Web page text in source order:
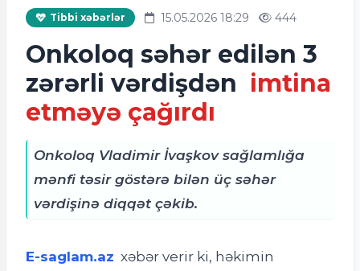
Tibbi xəbərlər 15.05.2026 18:29 444
Onkoloq səhər edilən 3
zərərli vərdişdən imtina
etməyə çağırdı
Onkoloq Vladimir İvaşkov sağlamlığa
mənfi təsir göstərə bilən üç səhər
vərdişinə diqqət çəkib.
E-saglam.az xəbər verir ki, həkimin